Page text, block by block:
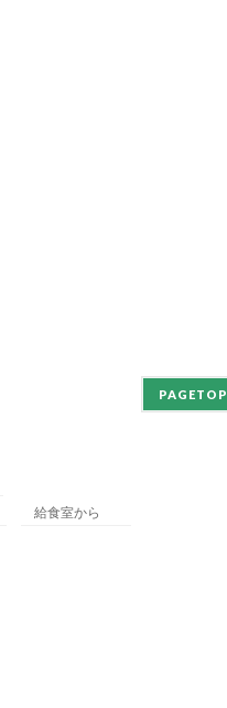
PAGETOP
給食室から